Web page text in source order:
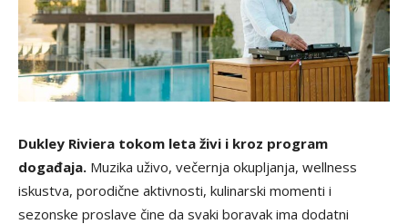
Dukley Riviera tokom leta živi i kroz program
događaja. Muzika uživo, večernja okupljanja, wellness
iskustva, porodične aktivnosti, kulinarski momenti i
sezonske proslave čine da svaki boravak ima dodatni